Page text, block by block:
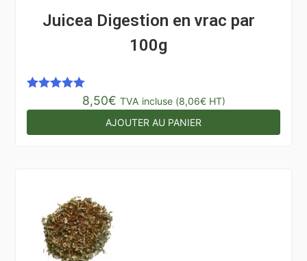
Juicea Digestion en vrac par
100g
8,50€ TVA incluse (8,06€HT)
AJOUTER AU PANIER